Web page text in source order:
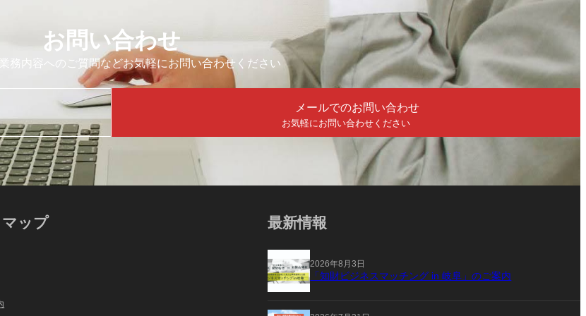
お問い合わせ
務内容へのご質問などお気軽にお問い合わせください
メールでのお問い合わせ
お気軽にお問い合わせください
ップ 最新情報
2026年8月3日
「知財ビジネスマッチング in 岐阜」のご案内